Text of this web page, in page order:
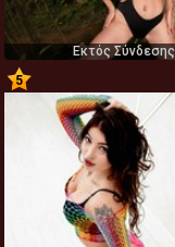
Εκτός Σύνδεσης
5